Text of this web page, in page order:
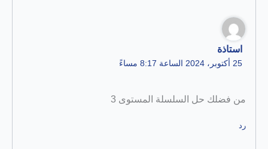
استاذة
25 أكتوبر، 2024 الساعة 8:17 مساءً
من فضلك حل السلسلة المستوى 3
رد